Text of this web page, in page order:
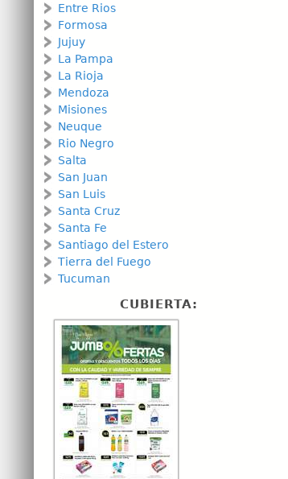
Entre Rios
Formosa
Jujuy
La Pampa
La Rioja
Mendoza
Misiones
Neuque
Rio Negro
Salta
San Juan
San Luis
Santa Cruz
Santa Fe
Santiago del Estero
Tierra del Fuego
Tucuman
CUBIERTA: